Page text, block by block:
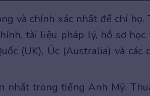
và chính xác nhất để chỉ họ.
tài liệu pháp lý, hồ sơ học
(UK), Úc (Australia) và các
nhất trong tiếng Anh Mỹ.